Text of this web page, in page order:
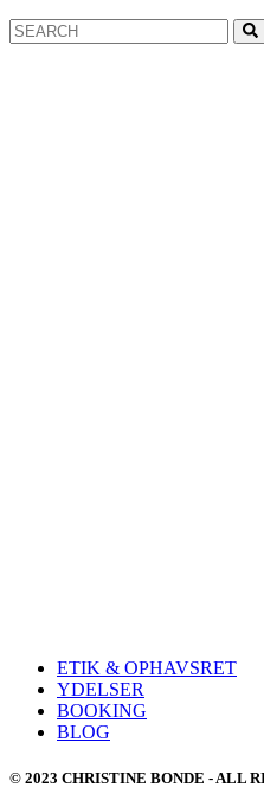
Search
for:
ETIK & OPHAVSRET
YDELSER
BOOKING
BLOG
© 2023 CHRISTINE BONDE - ALL